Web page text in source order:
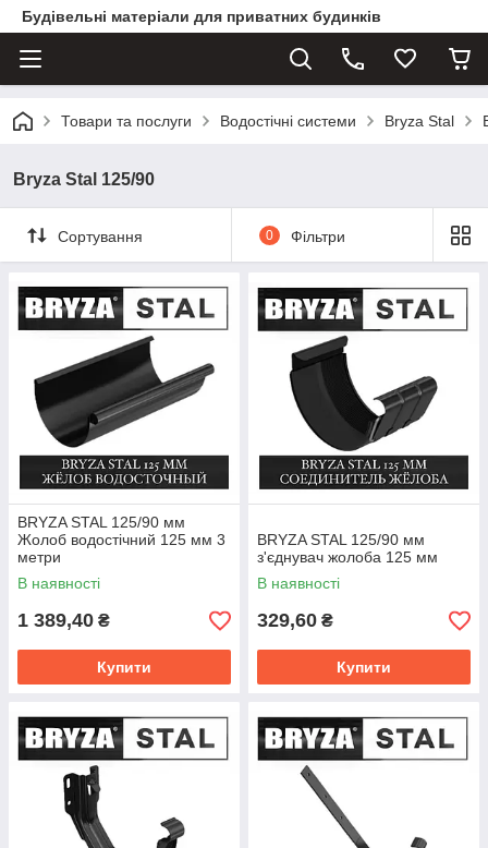
Будівельні матеріали для приватних будинків
Товари та послуги Водостічні системи Bryza Stal
Bryza Stal 125/90
Сортування 0 Фільтри
BRYZA STAL 125/90 мм
Жолоб водостічний 125 мм 3
метри
В наявності
1 389,40 ₴
Купити
BRYZA STAL 125/90 мм
з'єднувач жолоба 125 мм
В наявності
329,60 ₴
Купити